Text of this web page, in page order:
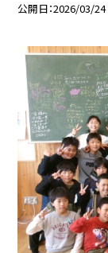
公開日 2026/03/24